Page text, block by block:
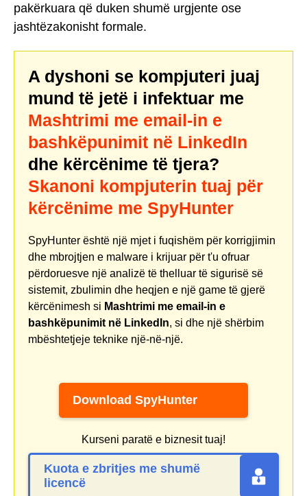
pakërkuara që duken shumë urgjente ose
jashtëzakonisht formale.
A dyshoni se kompjuteri juaj
mund të jetë i infektuar me
Mashtrimi me email-in e
bashkëpunimit në LinkedIn
dhe kërcënime të tjera?
Skanoni kompjuterin tuaj për
kërcënime me SpyHunter
SpyHunter është një mjet i fuqishëm për korrigjimin
dhe mbrojtjen e malware i krijuar për t'u ofruar
përdoruesve një analizë të thelluar të sigurisë së
sistemit, zbulimin dhe heqjen e një game të gjerë
kërcënimesh si Mashtrimi me email-in e
bashkëpunimit në LinkedIn, si dhe një shërbim
mbështetjeje teknike një-në-një.
Download SpyHunter
Kurseni paratë e biznesit tuaj!
Kuota e zbritjes me shumë
licencë